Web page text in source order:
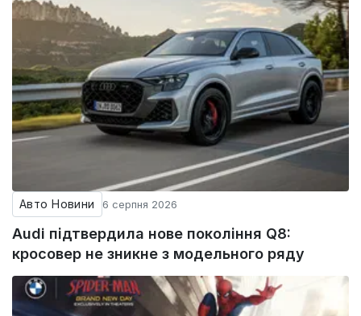
Авто Новини 6 серпня 2026
Audi підтвердила нове покоління Q8:
кросовер не зникне з модельного ряду